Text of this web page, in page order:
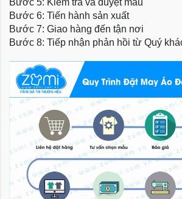
Bước 6: Tiến hành sản xuất
Bước 7: Giao hàng đến tận nơi
Bước 8: Tiếp nhận phản hồi từ Quý